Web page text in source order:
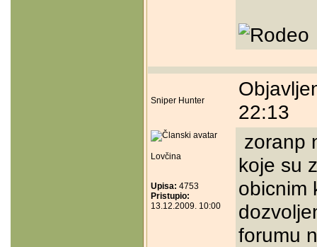
Sniper Hunter
22:13
Lovčina
Upisa: 4753
Pristupio:
13.12.2009. 10:00
zoranp
koje su
obicnim
forumu